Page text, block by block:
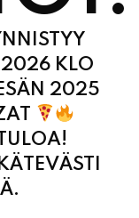
KLO
2025